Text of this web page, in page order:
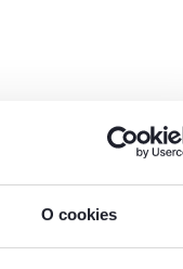
O cookies